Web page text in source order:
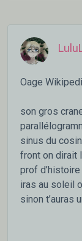
Oage
son gros
sinus du
front on dirait
prof
iras au soleil
sinon t’auras